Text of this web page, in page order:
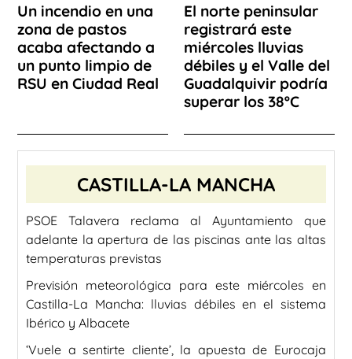
Un incendio en una
zona de pastos
acaba afectando a
un punto limpio de
RSU en Ciudad Real
El norte peninsular
registrará este
miércoles lluvias
débiles y el Valle del
Guadalquivir podría
superar los 38ºC
CASTILLA-LA MANCHA
PSOE Talavera reclama al Ayuntamiento que
adelante la apertura de las piscinas ante las altas
temperaturas previstas
Previsión meteorológica para este miércoles en
Castilla-La Mancha: lluvias débiles en el sistema
Ibérico y Albacete
‘Vuele a sentirte cliente’, la apuesta de Eurocaja